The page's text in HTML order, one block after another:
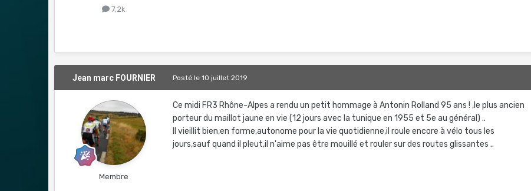
7,2k
Jean marc FOURNIER
Membre
Postéle 10 juillet 2019
Ce midi FR3 Rhône-Alpes a rendu un petit hommage à Antonin Rolland 95 ans ! ,le plus ancien
porteur du maillot jaune en vie (12 jours avec la tunique en 1955 et 5e au général) ..
Il vieillit bien,en forme,autonome pour la vie quotidienne,il roule encore à vélo tous les
jours,sauf quand il pleut,il n'aime pas être mouillé et rouler sur des routes glissantes ..